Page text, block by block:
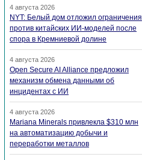
4 августа 2026
NYT: Белый дом отложил ограничения
против китайских ИИ-моделей после
спора в Кремниевой долине
4 августа 2026
Open Secure AI Alliance предложил
механизм обмена данными об
инцидентах с ИИ
4 августа 2026
Mariana Minerals привлекла $310 млн
на автоматизацию добычи и
переработки металлов